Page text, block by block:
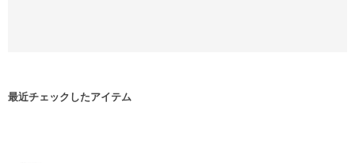
最近チェックしたアイテム